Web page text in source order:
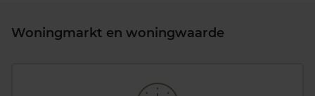
Woningmarkt en woningwaarde